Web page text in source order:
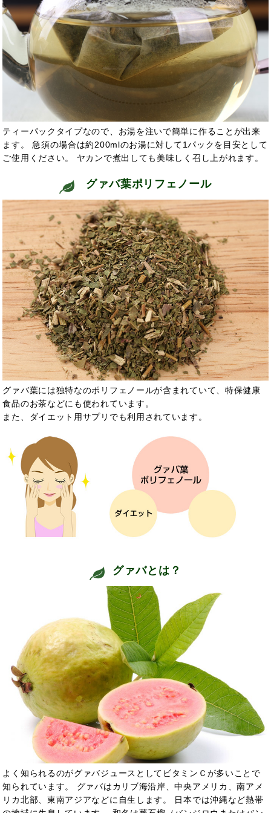
ティーパックタイプなので、お湯を注いで簡単に作ることが出来
ます。 急須の場合は約200mlのお湯に対して1パックを目安として
ご使用ください。 ヤカンで煮出しても美味しく召し上がれます。
グァバ葉ポリフェノール
グァバ葉には独特なのポリフェノールが含まれていて、 特保健康
食品のお茶などにも使われています。
また、ダイエット用サプリでも利用されています。
グァバとは？
よく知られるのがグァバジュースとしてビタミンＣが多いことで
知られています。 グァバはカリブ海沿岸、中央アメリカ、南アメ
リカ北部、東南アジアなどに自生します。 日本では沖縄など熱帯